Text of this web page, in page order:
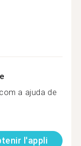
a ajuda de
l'appli